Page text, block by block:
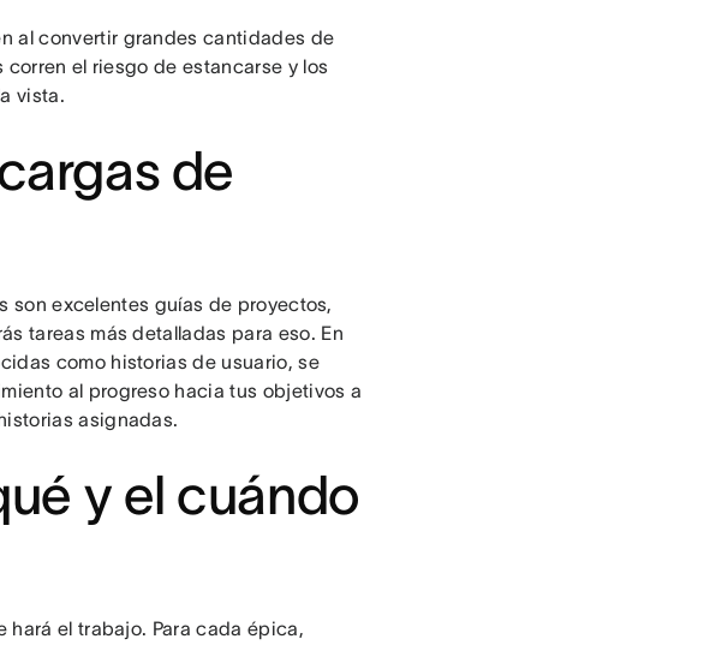
al convertir grandes cantidades de
el riesgo de estancarse y los
vista.
de
son excelentes guías de proyectos,
tareas más detalladas para eso. En
como historias de usuario, se
al progreso hacia tus objetivos a
asignadas.
y el cuándo
el trabajo. Para cada épica,